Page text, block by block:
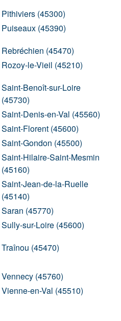
Pithiviers (45300)
Puiseaux (45390)
Rebréchien (45470)
Rozoy-le-Vieil (45210)
Saint-Benoît-sur-Loire
(45730)
Saint-Denis-en-Val (45560)
Saint-Florent (45600)
Saint-Gondon (45500)
Saint-Hilaire-Saint-Mesmin
(45160)
Saint-Jean-de-la-Ruelle
(45140)
Saran (45770)
Sully-sur-Loire (45600)
Traînou (45470)
Vennecy (45760)
Vienne-en-Val (45510)